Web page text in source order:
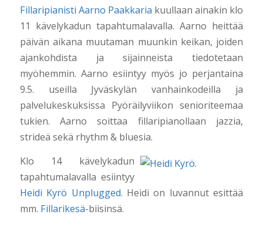
Fillaripianisti Aarno Paakkaria kuullaan ainakin klo
11 kävelykadun tapahtumalavalla. Aarno heittää
päivän aikana muutaman muunkin keikan, joiden
ajankohdista ja sijainneista tiedotetaan
myöhemmin. Aarno esiintyy myös jo perjantaina
9.5. useilla Jyväskylän vanhainkodeilla ja
palvelukeskuksissa Pyöräilyviikon senioriteemaa
tukien.Aarno soittaa fillaripianollaan jazzia,
strideä sekä rhythm & bluesia.
Klo 14 kävelykadun
tapahtumalavalla esiintyy
Heidi Kyrö Unplugged. Heidi on luvannut esittää
mm. Fillarikesä-biisinsä.